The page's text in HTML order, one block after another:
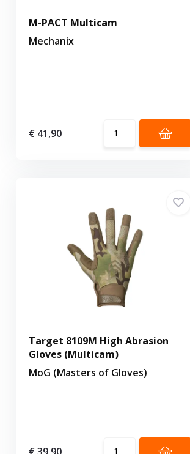
M-PACT Multicam
Mechanix
€ 41,90
Target 8109M High Abrasion
Gloves (Multicam)
MoG (Masters of Gloves)